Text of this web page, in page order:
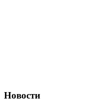
Новости